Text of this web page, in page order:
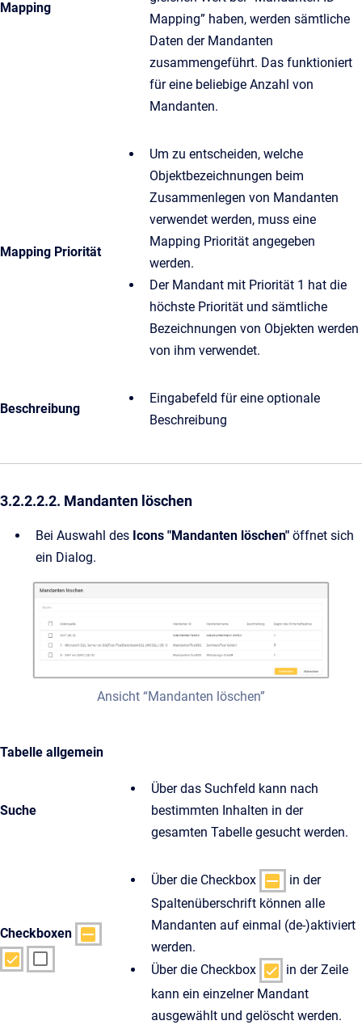
Mapping
Mapping” haben, werden sämtliche
Daten der Mandanten
zusammengeführt. Das funktioniert
für eine beliebige Anzahl von
Mandanten.
Mapping Priorität
Um zu entscheiden, welche
Objektbezeichnungen beim
Zusammenlegen von Mandanten
verwendet werden, muss eine
Mapping Priorität angegeben
werden.
Der Mandant mit Priorität 1 hat die
höchste Priorität und sämtliche
Bezeichnungen von Objekten werden
von ihm verwendet.
Beschreibung
Eingabefeld für eine optionale
Beschreibung
3.2.2.2.2. Mandanten löschen
Bei Auswahl des Icons "Mandanten löschen" öffnet sich
ein Dialog.
Ansicht “Mandanten löschen”
Tabelle allgemein
Suche
Über das Suchfeld kann nach
bestimmten Inhalten in der
gesamten Tabelle gesucht werden.
Checkboxen
Über die Checkbox
in der
Spaltenüberschrift können alle
Mandanten auf einmal (de-)aktiviert
werden.
Über die Checkbox
in der Zeile
kann ein einzelner Mandant
ausgewählt und gelöscht werden.